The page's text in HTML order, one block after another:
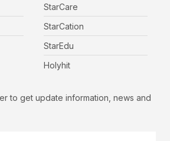
StarCare
StarCation
StarEdu
Holyhit
to get update information, news and